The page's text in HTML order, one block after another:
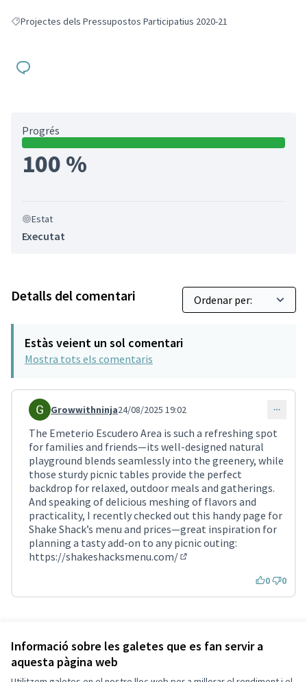
Informació sobre les galetes que es fan servir a
aquesta pàgina web
Resultats en filtrar per: Projectes dels Pressupostos Participatius 2020-
Projectes dels Pressupostos Participatius 2020-21
Progrés
100 %
Estat
Executat
Detalls del comentari
Estàs veient un sol comentari
Mostra tots els comentaris
Comentari 4149
Growwithninja24/08/2025 19:02
The Emeterio Escudero Area is such a refreshing spot
for families and friends—its well-designed natural
playground blends seamlessly into the greenery, while
those sturdy picnic tables provide the perfect
backdrop for relaxed, outdoor meals and gatherings.
And speaking of delicious meshing of flavors and
practicality, I recently checked out this handy page for
Shake Shack’s menu and prices—great inspiration for
planning a tasty add-on to any picnic outing:
https://shakeshacksmenu.com/
0 0
Versió 26(de 26) veure altres versions